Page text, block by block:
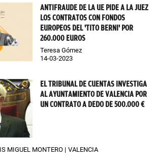
ANTIFRAUDE DE LA UE PIDE A LA JUEZ
LOS CONTRATOS CON FONDOS
EUROPEOS DEL 'TITO BERNI' POR
260.000 EUROS
Teresa Gómez
14-03-2023
EL TRIBUNAL DE CUENTAS INVESTIGA
AL AYUNTAMIENTO DE VALENCIA POR
UN CONTRATO A DEDO DE 500.000 €
MIGUEL MONTERO
VALENCIA